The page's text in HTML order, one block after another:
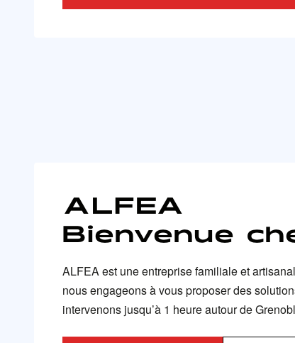
ALFEA
Bienvenue
ALFEA est une entreprise familiale et
nous engageons à vous proposer des
intervenons jusqu’à 1 heure autour de